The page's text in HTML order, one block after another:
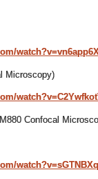
Microscopy)
Confocal